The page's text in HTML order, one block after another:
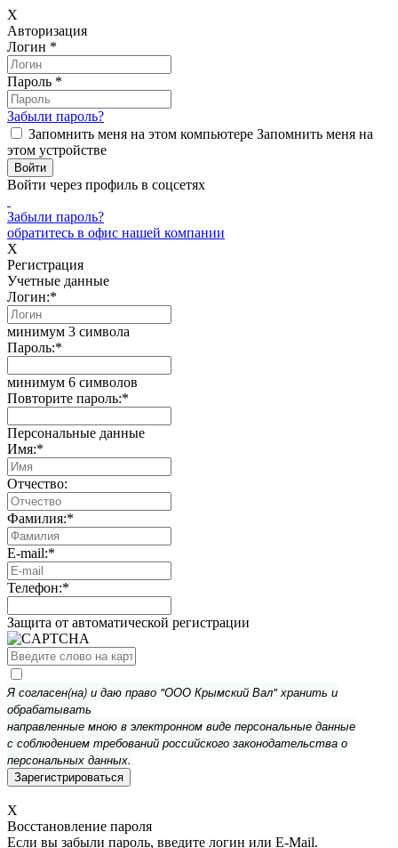
X
Авторизация
Логин *
Пароль *
Забыли пароль?
Запомнить меня на этом компьютере Запомнить меня на
этом устройстве
Войти через профиль в соцсетях
Забыли пароль?
обратитесь в офис нашей компании
X
Регистрация
Учетные данные
Логин:*
минимум 3 символа
Пароль:*
минимум 6 символов
Повторите пароль:*
Персональные данные
Имя:*
Отчество:
Фамилия:*
E-mail:*
Телефон:*
Защита от автоматической регистрации
Я согласен(на) и даю право "ООО Крымский Вал" хранить и
обрабатывать
направленные мною в электронном виде персональные данные
с соблюдением требований российского законодательства о
персональных данных.
X
Восстановление пароля
Если вы забыли пароль, введите логин или E-Mail.